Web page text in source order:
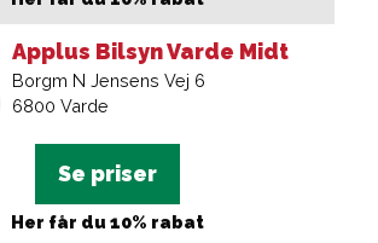
Applus Bilsyn Varde Midt
Borgm N Jensens Vej 6
6800 Varde
Se priser
Her får du 10% rabat